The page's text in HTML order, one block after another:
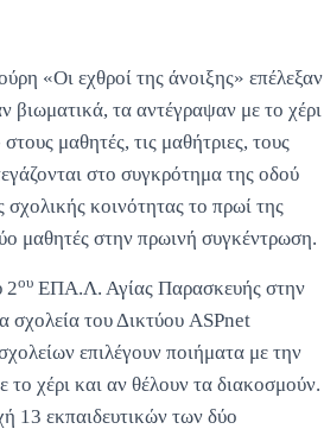
«Οι εχθροί της άνοιξης» επέλεξαν
βιωματικά, τα αντέγραψαν με το χέρι
μαθητές, τις μαθήτριες, τους
στο συγκρότημα της οδού
κοινότητας το πρωί της
μαθητές στην πρωινή συγκέντρωση.
2ου ΕΠΑ.Λ. Αγίας Παρασκευής στην
του Δικτύου ASPnet
επιλέγουν ποιήματα με την
το χέρι και αν θέλουν τα διακοσμούν.
13 εκπαιδευτικών των δύο